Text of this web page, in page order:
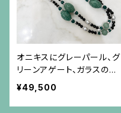
オニキスにグレーパール、グ
リーンアゲート、ガラスのロ
ンデルに彫り入りのアベン
チュリンのロングネックレス
¥49,500